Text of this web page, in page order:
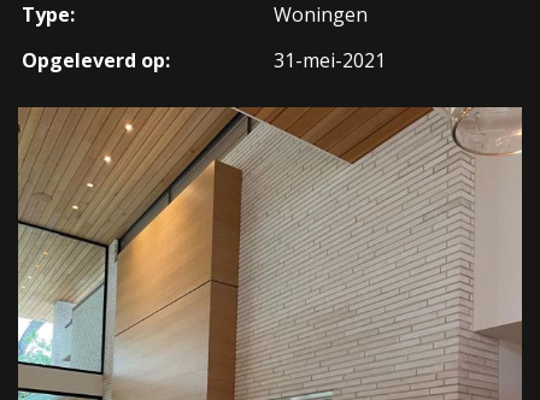
Type:
Woningen
Opgeleverd op:
31-mei-2021